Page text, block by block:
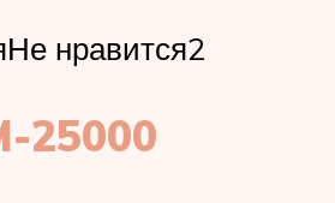
нравится2
25000